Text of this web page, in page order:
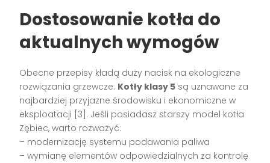
Dostosowanie kotła do
aktualnych wymogów
Obecne przepisy kładą duży nacisk na ekologiczne
rozwiązania grzewcze. Kotły klasy 5 są uznawane za
najbardziej przyjazne środowisku i ekonomiczne w
eksploatacji [3]. Jeśli posiadasz starszy model kotła
Zębiec, warto rozważyć:
– modernizację systemu podawania paliwa
– wymianę elementów odpowiedzialnych za kontrolę